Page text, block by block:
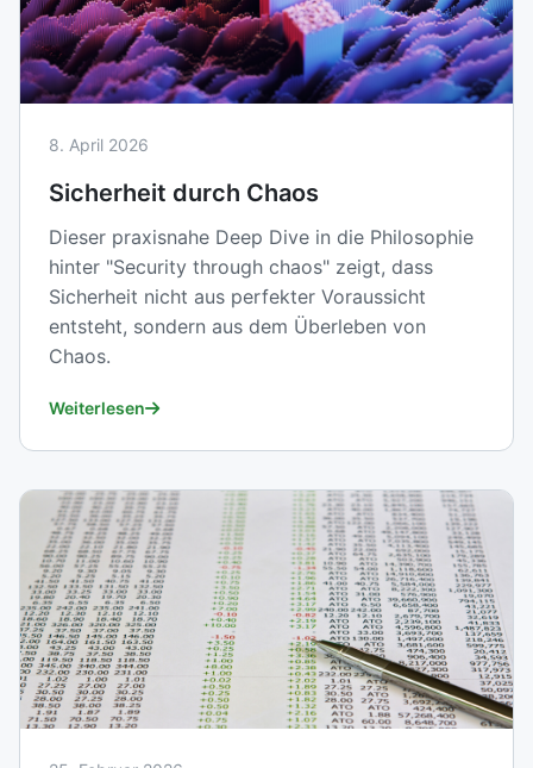
8. April 2026
Sicherheit durch Chaos
Dieser praxisnahe Deep Dive in die Philosophie
hinter "Security through chaos" zeigt, dass
Sicherheit nicht aus perfekter Voraussicht
entsteht, sondern aus dem Überleben von
Chaos.
Weiterlesen